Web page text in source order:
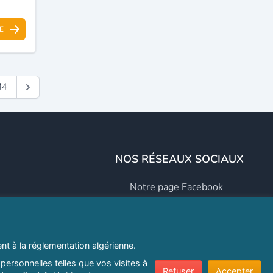
NOS RÉSEAUX SOCIAUX
Notre page Facebook
Notre page Twitter
à la réglementation algérienne.
telles que vos visites à
Refuser Accepter